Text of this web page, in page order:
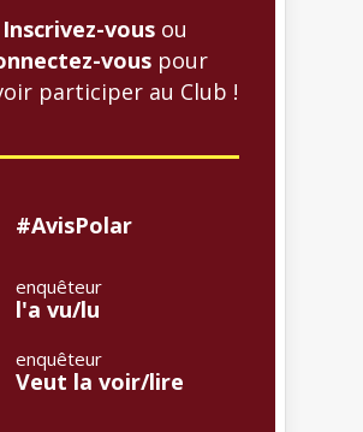
Inscrivez-vous ou
vous pour
participer au Club !
#AvisPolar
enquêteur
l'a vu/lu
enquêteur
Veut la voir/lire